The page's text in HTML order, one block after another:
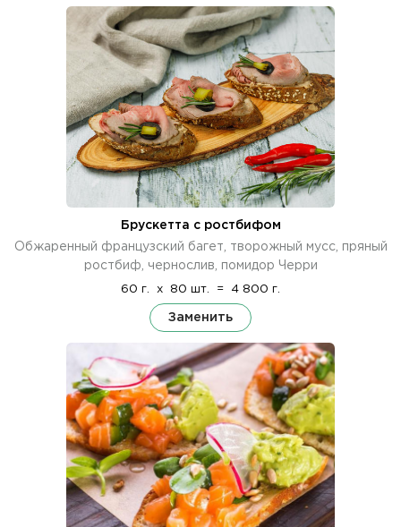
Брускетта с ростбифом
Обжаренный французский багет, творожный мусс, пряный
ростбиф, чернослив, помидор Черри
60 г. x 80 шт. = 4 800 г.
Заменить